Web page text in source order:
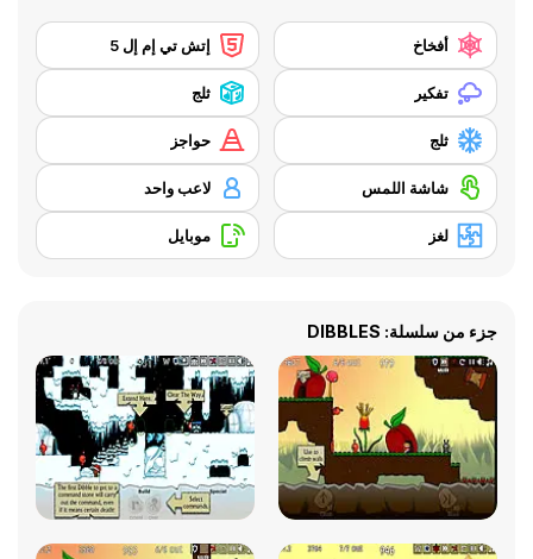
أفخاخ إتش تي إم إل 5
تفكير ثلج
ثلج حواجز
شاشة اللمس لاعب واحد
لغز موبايل
جزء من سلسلة: DIBBLES